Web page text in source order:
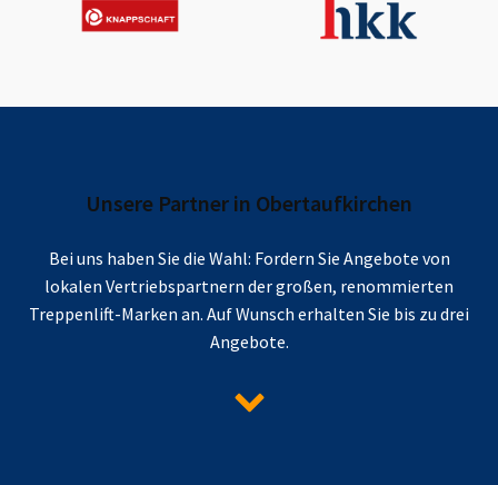
Unsere Partner in Obertaufkirchen
Bei uns haben Sie die Wahl: Fordern Sie Angebote von
lokalen Vertriebspartnern der großen, renommierten
Treppenlift-Marken an. Auf Wunsch erhalten Sie bis zu drei
Angebote.